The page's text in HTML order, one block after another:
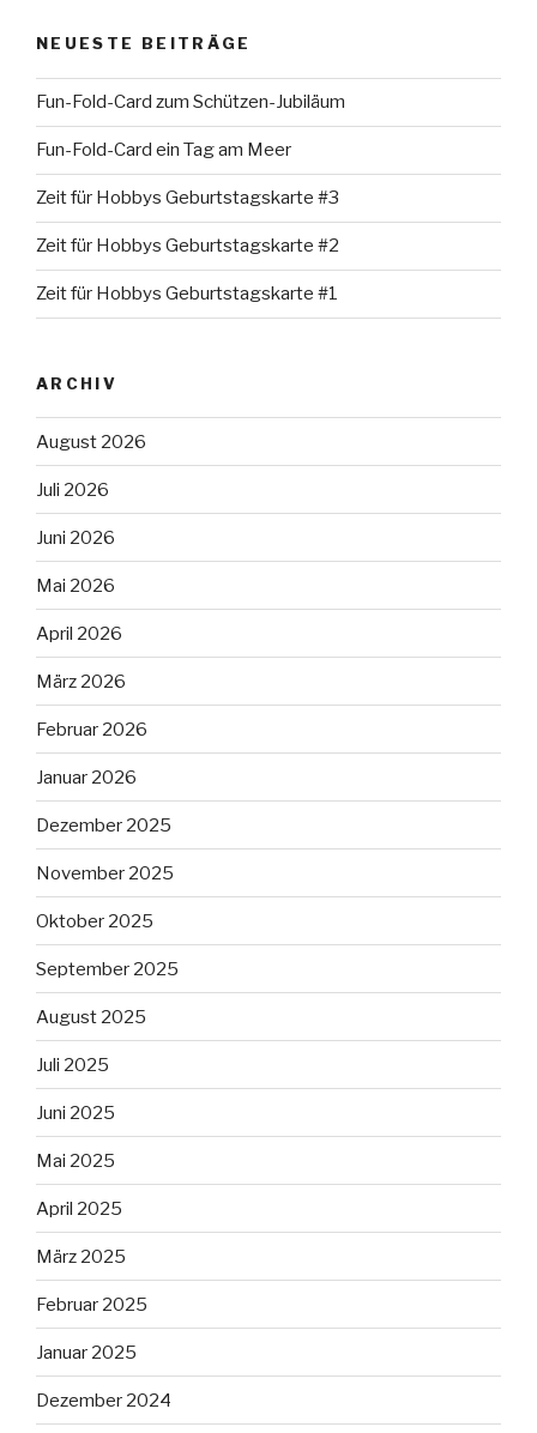
NEUESTE BEITRÄGE
Fun-Fold-Card zum Schützen-Jubiläum
Fun-Fold-Card ein Tag am Meer
Zeit für Hobbys Geburtstagskarte #3
Zeit für Hobbys Geburtstagskarte #2
Zeit für Hobbys Geburtstagskarte #1
ARCHIV
August 2026
Juli 2026
Juni 2026
Mai 2026
April 2026
März 2026
Februar 2026
Januar 2026
Dezember 2025
November 2025
Oktober 2025
September 2025
August 2025
Juli 2025
Juni 2025
Mai 2025
April 2025
März 2025
Februar 2025
Januar 2025
Dezember 2024